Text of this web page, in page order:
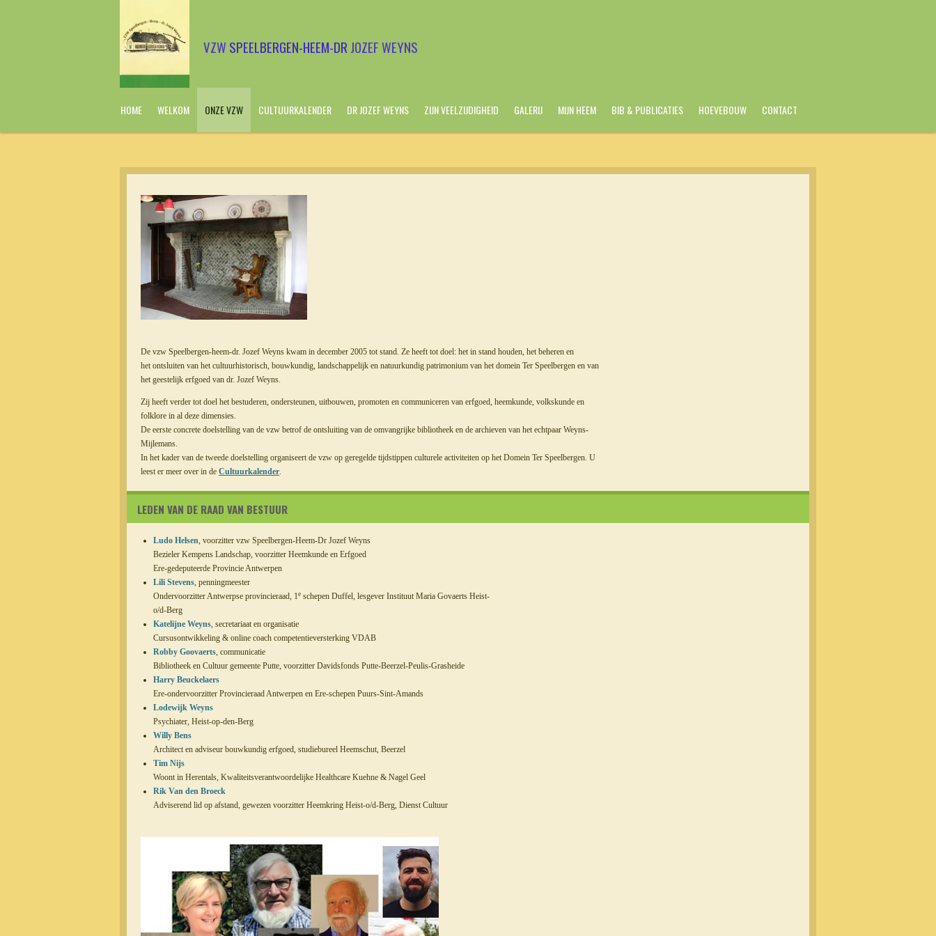
VZW SPEELBERGEN-HEEM-DR JOZEF WEYNS
HOME WELKOM ONZE VZW CULTUURKALENDER DR JOZEF WEYNS ZIJN VEELZIJDIGHEID GALERIJ MIJN HEEM BIB & PUBLICATIES HOEVEBOUW CONTACT
De vzw Speelbergen-heem-dr. Jozef Weyns kwam in december 2005 tot stand. Ze heeft tot doel: het in stand houden, het beheren en
het ontsluiten van het cultuurhistorisch, bouwkundig, landschappelijk en natuurkundig patrimonium van het domein Ter Speelbergen en van
het geestelijk erfgoed van dr. Jozef Weyns.
Zij heeft verder tot doel het bestuderen, ondersteunen, uitbouwen, promoten en communiceren van erfgoed, heemkunde, volkskunde en
folklore in al deze dimensies.
De eerste concrete doelstelling van de vzw betrof de ontsluiting van de omvangrijke bibliotheek en de archieven van het echtpaar Weyns-
Mijlemans.
In het kader van de tweede doelstelling organiseert de vzw op geregelde tijdstippen culturele activiteiten op het Domein Ter Speelbergen. U
leest er meer over in de Cultuurkalender.
LEDEN VAN DE RAAD VAN BESTUUR
Ludo Helsen, voorzitter vzw Speelbergen-Heem-Dr Jozef Weyns
Bezieler Kempens Landschap, voorzitter Heemkunde en Erfgoed
Ere-gedeputeerde Provincie Antwerpen
Lili Stevens, penningmeester
Ondervoorzitter Antwerpse provincieraad, 1e schepen Duffel, lesgever Instituut Maria Govaerts Heist-
o/d-Berg
Katelijne Weyns, secretariaat en organisatie
Cursusontwikkeling & online coach competentieversterking VDAB
Robby Goovaerts, communicatie
Bibliotheek en Cultuur gemeente Putte, voorzitter Davidsfonds Putte-Beerzel-Peulis-Grasheide
Harry Beuckelaers
Ere-ondervoorzitter Provincieraad Antwerpen en Ere-schepen Puurs-Sint-Amands
Lodewijk Weyns
Psychiater, Heist-op-den-Berg
Willy Bens
Architect en adviseur bouwkundig erfgoed, studiebureel Heemschut, Beerzel
Tim Nijs
Woont in Herentals, Kwaliteitsverantwoordelijke Healthcare Kuehne & Nagel Geel
Rik Van den Broeck
Adviserend lid op afstand, gewezen voorzitter Heemkring Heist-o/d-Berg, Dienst Cultuur